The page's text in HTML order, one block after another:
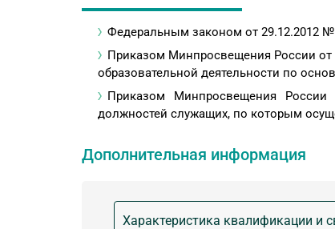
Федеральным законом от 29.12.2012
Приказом Минпросвещения России от
образовательной деятельности по
Приказом Минпросвещения России
должностей служащих, по которым
Дополнительная информация
Характеристика квалификации и